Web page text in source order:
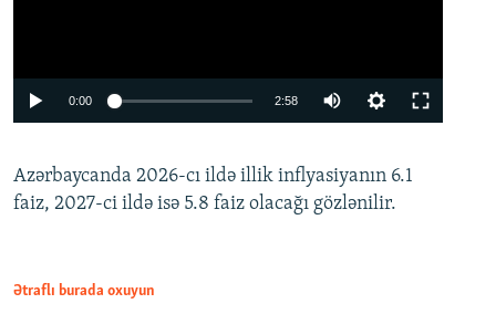
0:00 2:58
360p
480p
Azərbaycanda 2026-cı ildə illik inflyasiyanın 6.1
faiz, 2027-ci ildə isə 5.8 faiz olacağı gözlənilir.
Ətraflı burada oxuyun